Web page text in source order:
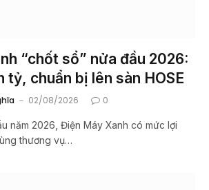
“chốt sổ” nửa đầu 2026:
tỷ, chuẩn bị lên sàn HOSE
02/08/2026 0
năm 2026, Điện Máy Xanh có mức lợi
thương vụ…